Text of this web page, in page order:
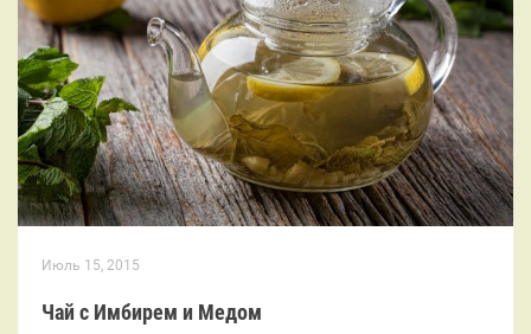
Июль 15, 2015
Чай с Имбирем и Медом